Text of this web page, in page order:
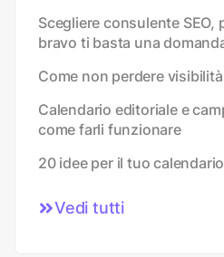
Scegliere consulente SEO,
bravo ti basta una
Come non perdere visibilità
Calendario editoriale e
come farli funzionare
20 idee per il tuo
Vedi tutti